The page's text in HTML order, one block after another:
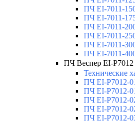
ПЧ EI-7011-
ПЧ EI-7011-
ПЧ EI-7011-
ПЧ EI-7011-
ПЧ EI-7011-
ПЧ EI-7011-
ПЧ Веспер EI-
Технические
ПЧ EI-Р7012-
ПЧ EI-Р7012-
ПЧ EI-Р7012-
ПЧ EI-Р7012-
ПЧ EI-Р7012-